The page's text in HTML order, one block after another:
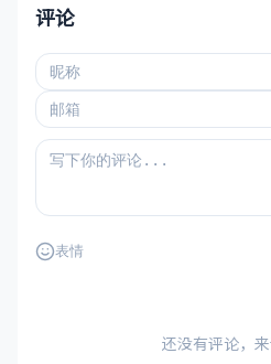
评论
表情
还没有评论，